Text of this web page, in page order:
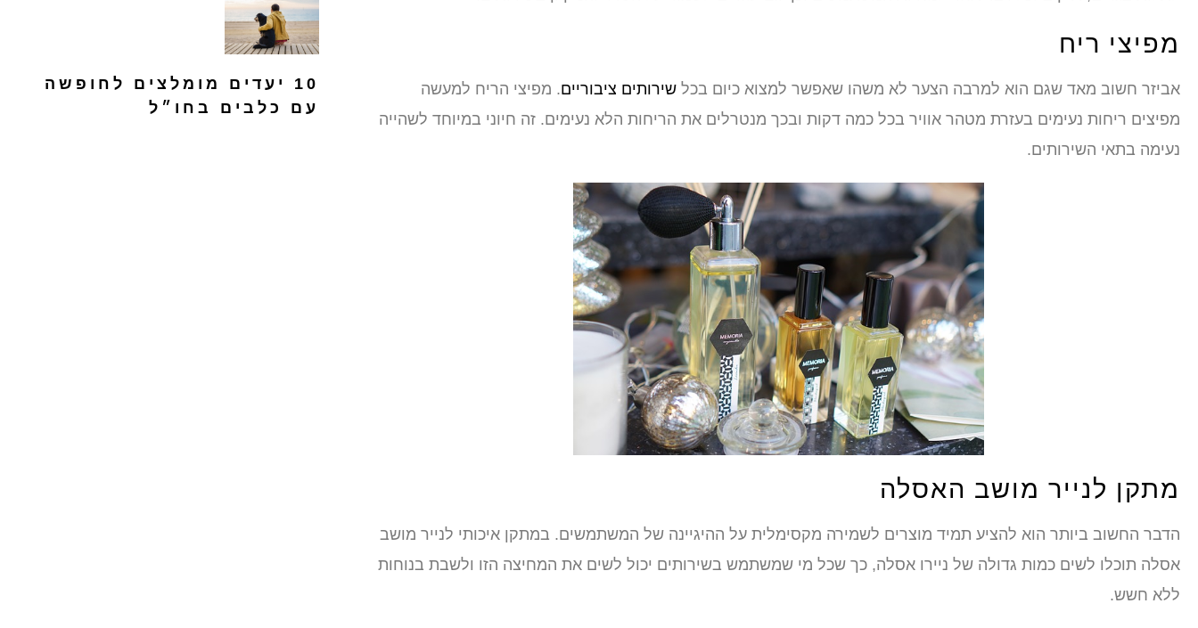
מפיצי ריח
אביזר חשוב מאד שגם הוא למרבה הצער לא משהו שאפשר למצוא כיום בכל שירותים ציבוריים. מפיצי הריח למעשה
מפיצים ריחות נעימים בעזרת מטהר אוויר בכל כמה דקות ובכך מנטרלים את הריחות הלא נעימים. זה חיוני במיוחד לשהייה
נעימה בתאי השירותים.
מתקן לנייר מושב האסלה
הדבר החשוב ביותר הוא להציע תמיד מוצרים לשמירה מקסימלית על ההיגיינה של המשתמשים. במתקן איכותי לנייר מושב
אסלה תוכלו לשים כמות גדולה של ניירו אסלה, כך שכל מי שמשתמש בשירותים יכול לשים את המחיצה הזו ולשבת בנוחות
ללא חשש.
10 יעדים מומלצים לחופשה
עם כלבים בחו״ל